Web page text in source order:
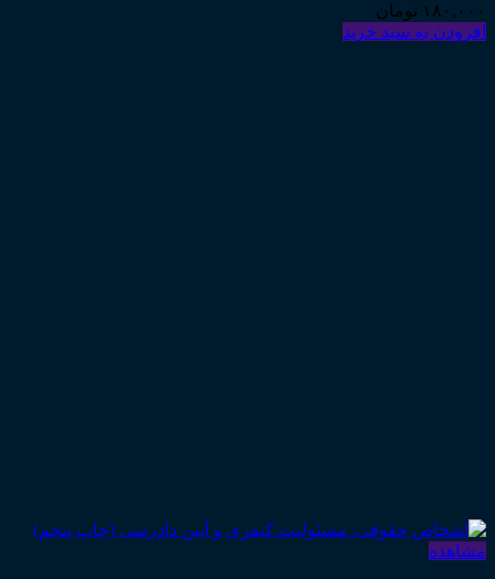
۱۸۰,۰۰۰ تومان
افزودن به سبد خرید
مشاهده